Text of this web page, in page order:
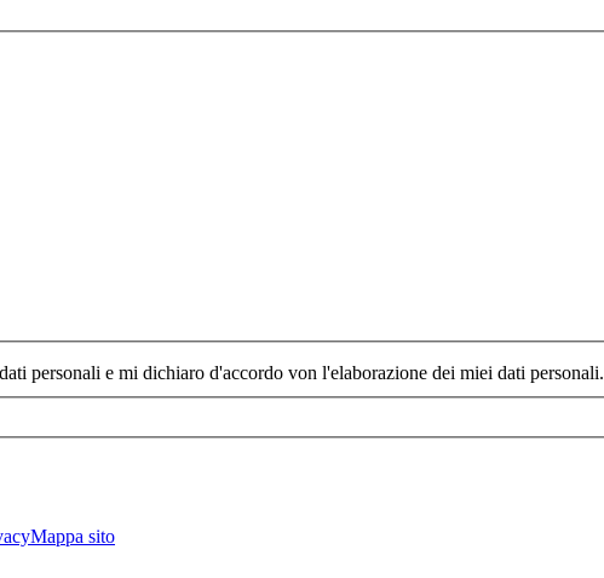
personali e mi dichiaro d'accordo von l'elaborazione dei miei dati personali.
Mappa sito